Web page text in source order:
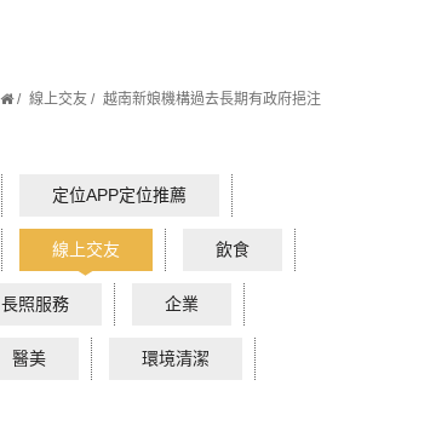
線上交友 越南新娘機構過去長期有政府挹注
定位APP定位推薦
線上交友 飲食
長照服務 企業
醫美 環境清潔